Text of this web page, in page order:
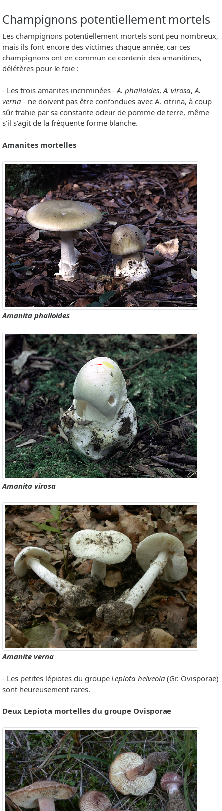
Champignons potentiellement mortels
Les champignons potentiellement mortels sont peu nombreux,
mais ils font encore des victimes chaque année, car ces
champignons ont en commun de contenir des amanitines,
délétères pour le foie :
- Les trois amanites incriminées -A. phalloides,A. virosa,A.
verna - ne doivent pas être confondues avec A. citrina, à coup
sûr trahie par sa constante odeur de pomme de terre, même
s’il s’agit de la fréquente forme blanche.
Amanites mortelles
Amanita phalloides
Amanita virosa
Amanite verna
- Les petites lépiotes du groupe Lepiota helveola (Gr. Ovisporae)
sont heureusement rares.
Deux Lepiota mortelles du groupe Ovisporae